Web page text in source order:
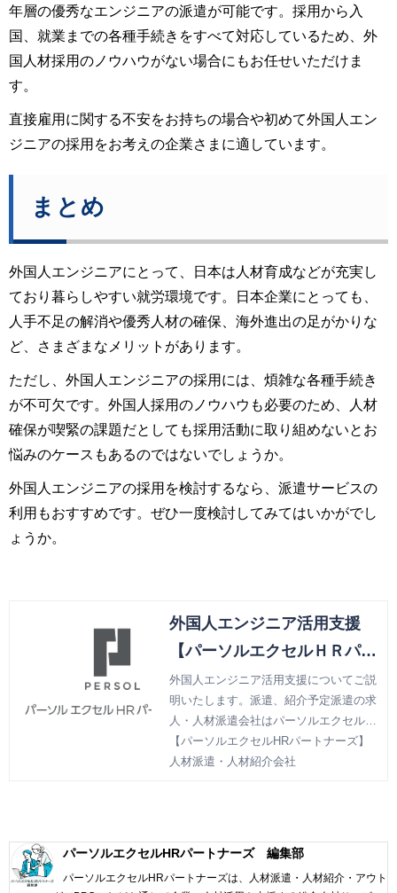
年層の優秀なエンジニアの派遣が可能です。採用から入
国、就業までの各種手続きをすべて対応しているため、外
国人材採用のノウハウがない場合にもお任せいただけま
す。
直接雇用に関する不安をお持ちの場合や初めて外国人エン
ジニアの採用をお考えの企業さまに適しています。
まとめ
外国人エンジニアにとって、日本は人材育成などが充実し
ており暮らしやすい就労環境です。日本企業にとっても、
人手不足の解消や優秀人材の確保、海外進出の足がかりな
ど、さまざまなメリットがあります。
ただし、外国人エンジニアの採用には、煩雑な各種手続き
が不可欠です。外国人採用のノウハウも必要のため、人材
確保が喫緊の課題だとしても採用活動に取り組めないとお
悩みのケースもあるのではないでしょうか。
外国人エンジニアの採用を検討するなら、派遣サービスの
利用もおすすめです。ぜひ一度検討してみてはいかがでし
ょうか。
外国人エンジニア活用支援
【パーソルエクセルＨＲパー
トナーズ（旧パーソル パナ
ソニック ＨＲパートナー
ズ）】人材派遣・人材紹介会
社
外国人エンジニア活用支援についてご説
明いたします。派遣、紹介予定派遣の求
人・人材派遣会社はパーソルエクセルＨ
Ｒパートナーズ（旧パーソル パナソニ
ック ＨＲパートナーズ）。
【パーソルエクセルHRパートナーズ】
人材派遣・人材紹介会社
パーソルエクセルHRパートナーズ 編集部
パーソルエクセルHRパートナーズは、人材派遣・人材紹介・アウト